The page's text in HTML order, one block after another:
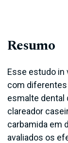
Resumo
Esse estudo in
com
esmalte dental
clareador
carbamida em
avaliados os